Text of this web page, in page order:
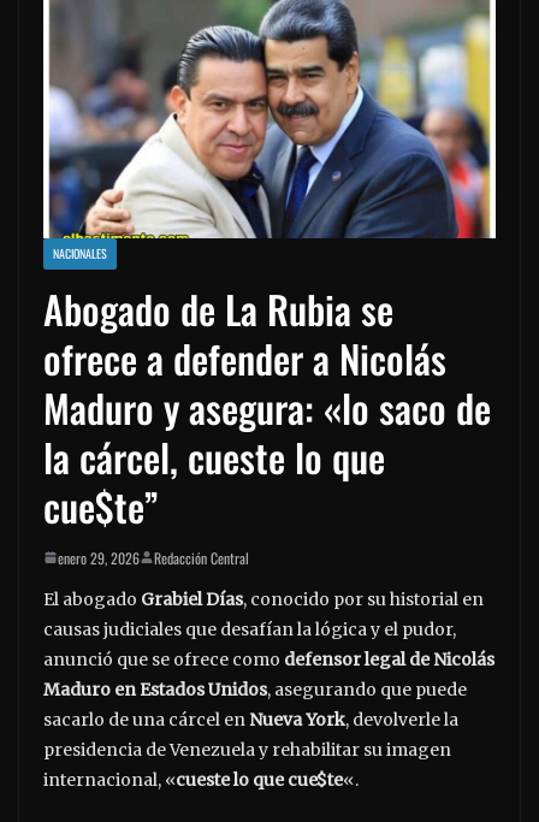
NACIONALES
Abogado de La Rubia se
ofrece a defender a Nicolás
Maduro y asegura: «lo saco de
la cárcel, cueste lo que
cue$te”
enero 29, 2026 Redacción Central
El abogado Grabiel Días, conocido por su historial en
causas judiciales que desafían la lógica y el pudor,
anunció que se ofrece como defensor legal de Nicolás
Maduro en Estados Unidos, asegurando que puede
sacarlo de una cárcel en Nueva York, devolverle la
presidencia de Venezuela y rehabilitar su imagen
internacional, «cueste lo que cue$te«.